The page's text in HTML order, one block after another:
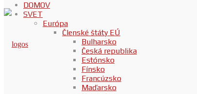
DOMOV
SVET
Európa
Členské štáty EÚ
Bulharsko
Česká republika
Estónsko
Fínsko
Francúzsko
Maďarsko